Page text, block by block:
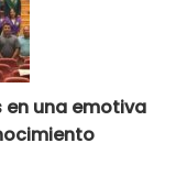
en una emotiva